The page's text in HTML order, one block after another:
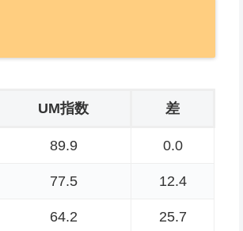
UM指数 差
89.9 0.0
77.5 12.4
64.2 25.7